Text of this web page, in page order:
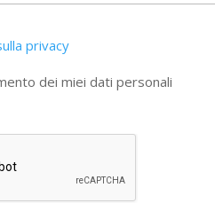
privacy
dei miei dati personali